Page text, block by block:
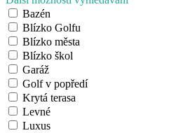
Bazén
Blízko Golfu
Blízko města
Blízko škol
Garáž
Golf v popředí
Krytá terasa
Levné
Luxus